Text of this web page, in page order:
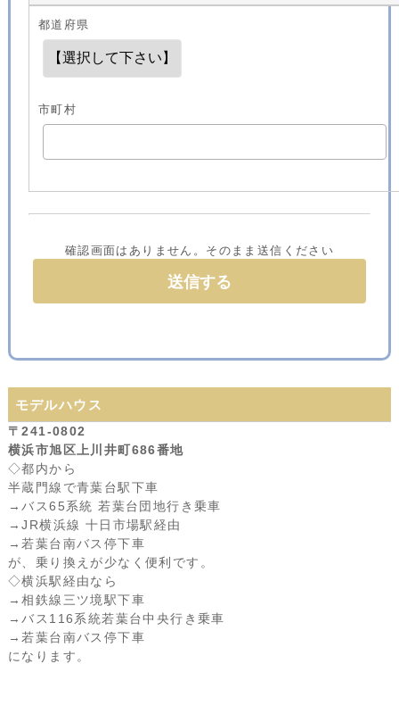
都道府県
市町村
確認画面はありません。そのまま送信ください
モデルハウス
〒241-0802
横浜市旭区上川井町686番地
◇都内から
半蔵門線で青葉台駅下車
→バス65系統 若葉台団地行き乗車
→JR横浜線 十日市場駅経由
→若葉台南バス停下車
が、乗り換えが少なく便利です。
◇横浜駅経由なら
→相鉄線三ツ境駅下車
→バス116系統若葉台中央行き乗車
→若葉台南バス停下車
になります。